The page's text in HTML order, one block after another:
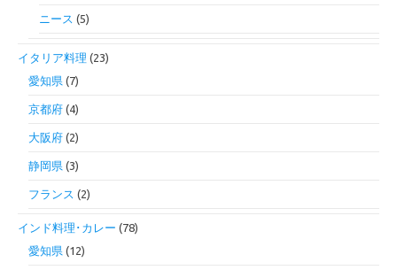
ニース (5)
イタリア料理 (23)
愛知県 (7)
京都府 (4)
大阪府 (2)
静岡県 (3)
フランス (2)
インド料理･カレー (78)
愛知県 (12)